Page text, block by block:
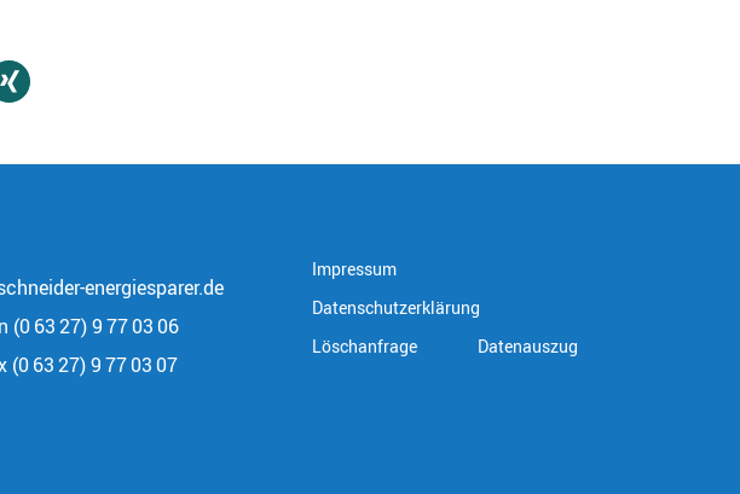
energiesparer.de
(0 63 27) 9 77 03 06
(0 63 27) 9 77 03 07
Impressum
Datenschutzerklärung
Löschanfrage
Datenauszug